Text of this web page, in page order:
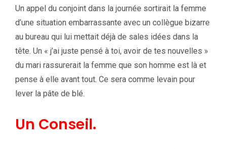
Un appel du conjoint dans la journée sortirait la femme
d’une situation embarrassante avec un collègue bizarre
au bureau qui lui mettait déjà de sales idées dans la
tête. Un « j’ai juste pensé à toi, avoir de tes nouvelles »
du mari rassurerait la femme que son homme est là et
pense à elle avant tout. Ce sera comme levain pour
lever la pâte de blé.
Un Conseil.